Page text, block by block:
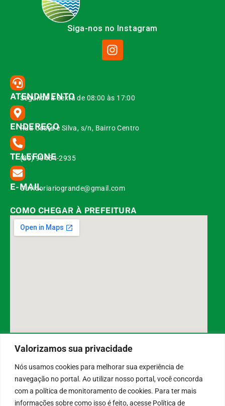
Valorizamos sua privacidade
Nós usamos cookies para melhorar sua experiência de
navegação no portal. Ao utilizar nosso portal, você concorda
com a política de monitoramento de cookies. Para ter mais
informações sobre como isso é feito, acesse Política de
Siga-nos no Instagram
ATENDIMENTO
Segunda à Sexta de 08:00 às 17:00
ENDEREÇO
Rua Costa e Silva, s/n, Bairro Centro
TELEFONE
(89) 99454-2935
E-MAIL
Ouvidoriariogrande@gmail.com
COMO CHEGAR À PREFEITURA
DESENVOLVIDO POR CR2
Muito mais que criar siteousistema para prefeituras ! Realizamos
uma
assessoria
completa, onde garantimos em contrato que todas